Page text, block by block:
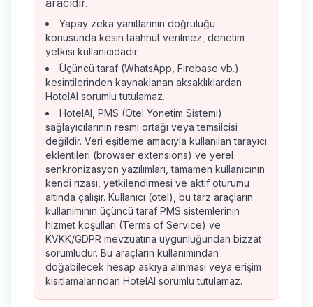
aracıdır.
Yapay zeka yanıtlarının doğruluğu
konusunda kesin taahhüt verilmez, denetim
yetkisi kullanıcıdadır.
Üçüncü taraf (WhatsApp, Firebase vb.)
kesintilerinden kaynaklanan aksaklıklardan
HotelAI sorumlu tutulamaz.
HotelAI, PMS (Otel Yönetim Sistemi)
sağlayıcılarının resmi ortağı veya temsilcisi
değildir. Veri eşitleme amacıyla kullanılan tarayıcı
eklentileri (browser extensions) ve yerel
senkronizasyon yazılımları, tamamen kullanıcının
kendi rızası, yetkilendirmesi ve aktif oturumu
altında çalışır. Kullanıcı (otel), bu tarz araçların
kullanımının üçüncü taraf PMS sistemlerinin
hizmet koşulları (Terms of Service) ve
KVKK/GDPR mevzuatına uygunluğundan bizzat
sorumludur. Bu araçların kullanımından
doğabilecek hesap askıya alınması veya erişim
kısıtlamalarından HotelAI sorumlu tutulamaz.